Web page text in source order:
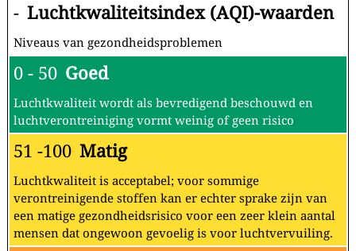
- Luchtkwaliteitsindex (AQI)-waarden
Niveaus van gezondheidsproblemen
0 - 50 Goed
Luchtkwaliteit wordt als bevredigend beschouwd en
luchtverontreiniging vormt weinig of geen risico
51 -100 Matig
Luchtkwaliteit is acceptabel; voor sommige
verontreinigende stoffen kan er echter sprake zijn van
een matige gezondheidsrisico voor een zeer klein aantal
mensen dat ongewoon gevoelig is voor luchtvervuiling.